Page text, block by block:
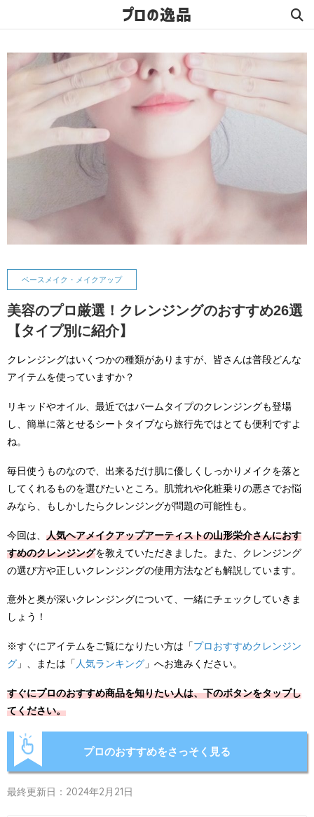
プロの逸品
ベースメイク・メイクアップ
美容のプロ厳選！クレンジングのおすすめ26選
【タイプ別に紹介】
クレンジングはいくつかの種類がありますが、皆さんは普段どんな
アイテムを使っていますか？
リキッドやオイル、最近ではバームタイプのクレンジングも登場
し、簡単に落とせるシートタイプなら旅行先ではとても便利ですよ
ね。
毎日使うものなので、出来るだけ肌に優しくしっかりメイクを落と
してくれるものを選びたいところ。肌荒れや化粧乗りの悪さでお悩
みなら、もしかしたらクレンジングが問題の可能性も。
今回は、 人気ヘアメイクアップアーティストの山形栄介さんにおす
すめのクレンジングを教えていただきました。また、クレンジング
の選び方や正しいクレンジングの使用方法なども解説しています。
意外と奥が深いクレンジングについて、一緒にチェックしていきま
しょう！
※すぐにアイテムをご覧になりたい方は「プロおすすめクレンジン
グ 」、または「 人気ランキング 」へお進みください。
すぐにプロのおすすめ商品を知りたい人は、下のボタンをタップし
てください。
プロのおすすめをさっそく見る
最終更新日：2024年2月21日